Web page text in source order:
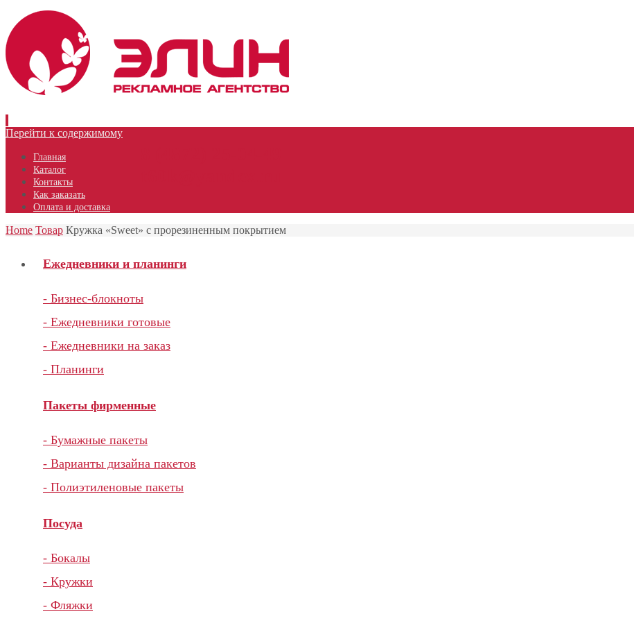
Перейти к содержимому
Главная
Каталог
Контакты
Как заказать
Оплата и доставка
Home Товар Кружка «Sweet» с прорезиненным покрытием
Ежедневники и планинги
- Бизнес-блокноты
- Ежедневники готовые
- Ежедневники на заказ
- Планинги
Пакеты фирменные
- Бумажные пакеты
- Варианты дизайна пакетов
- Полиэтиленовые пакеты
Посуда
- Бокалы
- Кружки
- Фляжки